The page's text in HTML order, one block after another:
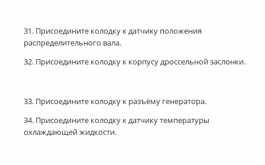
31. Присоедините колодку к датчику положения
распределительного вала.
32. Присоедините колодку к корпусу дроссельной заслонки.
33. Присоедините колодку к разъёму генератора.
34. Присоедините колодку к датчику температуры
охлаждающей жидкости.